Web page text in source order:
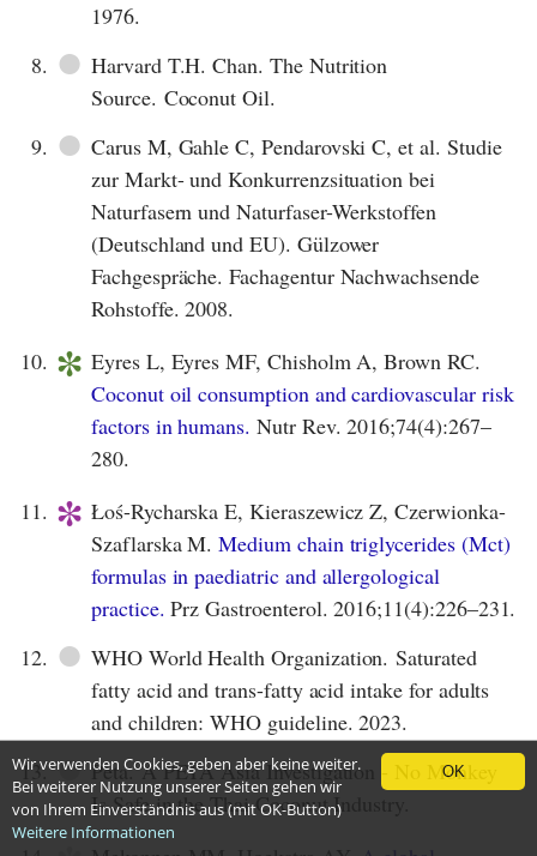
1976.
8. ● Harvard T.H. Chan. The Nutrition
Source. Coconut Oil.
9. ● Carus M, Gahle C, Pendarovski C, et al. Studie
zur Markt- und Konkurrenzsituation bei
Naturfasern und Naturfaser-Werkstoffen
(Deutschland und EU). Gülzower
Fachgespräche. Fachagentur Nachwachsende
Rohstoffe. 2008.
10. * Eyres L, Eyres MF, Chisholm A, Brown RC.
Coconut oil consumption and cardiovascular risk
factors in humans. Nutr Rev. 2016;74(4):267–
280.
11. * Łoś-Rycharska E, Kieraszewicz Z, Czerwionka-
Szaflarska M.Medium chain triglycerides (Mct)
formulas in paediatric and allergological
practice. Prz Gastroenterol. 2016;11(4):226–231.
12. ● WHO World Health Organization. Saturated
fatty acid and trans-fatty acid intake for adults
and children: WHO guideline. 2023.
13. ● Peta. A PETA Asia Investigation - No Monkey
Is Safe in the Thai Coconut Industry.
OK
Wir verwenden Cookies, geben aber keine weiter.
Bei weiterer Nutzung unserer Seiten gehen wir
von Ihrem Einverständnis aus (mit OK-Button)
Weitere Informationen